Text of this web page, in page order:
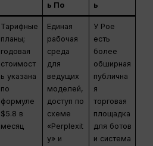
ь По
ь
Тарифные
планы;
годовая
стоимост
ь указана
по
формуле
$5.8 в
месяц
Единая
рабочая
среда
для
ведущих
моделей,
доступ по
схеме
«Perplexit
y» и
У Poe
есть
более
обширная
публична
я
торговая
площадка
для ботов
и система